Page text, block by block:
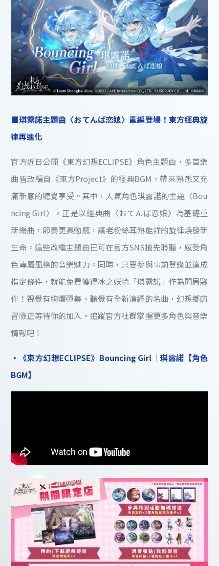
■琪露諾主題曲〈おてんば恋娘〉重編登場！東方經典旋
律再進化
官方近日公開《東方幻想ECLIPSE》角色主題曲，多首樂
曲皆改編自《東方Project》的經典BGM，帶來熟悉又充
滿新意的聽覺享受。其中，人氣角色琪露諾的主題〈Bou
ncing Girl〉，正是以經典曲〈おてんば恋娘〉為基礎重
新編曲，節奏更具動感，讓老粉絲耳熟能詳的旋律煥發新
生命。這些改編主題曲已可在官方SNS搶先聆聽，感受角
色專屬風格的音樂魅力。同時，只要參與事前登錄並達成
指定條件，就能免費獲得冰之妖精「琪露諾」作為開局夥
伴！視覺有絢爛彈幕，聽覺有全新演繹的名曲，幻想鄉的
冒險正等待你的加入。追蹤官方社群掌握更多角色與音樂
情報吧！
・《東方幻想ECLIPSE》Bouncing Girl｜琪露諾【角色
BGM】